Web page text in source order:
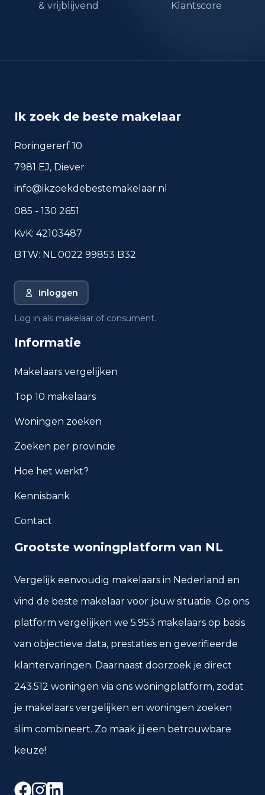
okt 2024
Heemstede.
Veelgestelde vragen over
wonen in Heemstede
plaatscijfers, handig voor een snelle
Hoeveel inwoners heeft
Wat is de gemiddelde WOZ-
Wat is het gemiddelde
Heemstede?
Hoe veilig is wonen in
Welke woningtypen komen
het meest voor in Heemstede?
& vrijblijvend Klantscore
Ik zoek de beste makelaar
Roringererf 10
7981 EJ, Diever
info@ikzoekdebestemakelaar.nl
085 - 130 2651
KvK: 42103487
BTW: NL 0022 99853 B32
Inloggen
Log in als makelaar of consument.
Informatie
Makelaars vergelijken
Top 10 makelaars
Woningen zoeken
Zoeken per provincie
Hoe het werkt?
Kennisbank
Contact
Grootste woningplatform van NL
Vergelijk eenvoudig makelaars in Nederland en
vind de beste makelaar voor jouw situatie. Op ons
platform vergelijken we 5.953 makelaars op basis
van objectieve data, prestaties en geverifieerde
klantervaringen. Daarnaast doorzoek je direct
243.512 woningen via ons woningplatform, zodat
je makelaars vergelijken en woningen zoeken
slim combineert. Zo maak jij een betrouwbare
keuze!
Facebook
Instagram
LinkedIn